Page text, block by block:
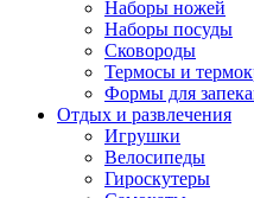
Наборы ножей
Наборы посуды
Сковороды
Термосы и
Формы для
Отдых и развлечения
Игрушки
Велосипеды
Гироскутеры